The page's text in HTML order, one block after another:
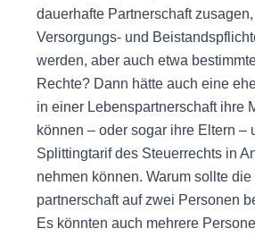
dauerhafte Partnerschaft
Versorgungs- und
werden, aber auch etwa
Rechte? Dann hätte auch eine
in einer Lebenspartnerschaft ihre
können – oder sogar ihre Eltern –
Splittingtarif des Steuerrechts in
nehmen können. Warum sollte
partnerschaft auf zwei Personen
Es könnten auch mehrere